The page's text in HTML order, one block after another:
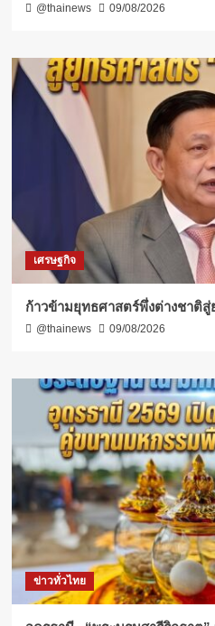
@thainews 09/08/2026
เศรษฐกิจ
ก้าวข้ามยุทธศาสตร์พึ่งต่างชาติ
@thainews 09/08/2026
ข่าวทั่วไทย